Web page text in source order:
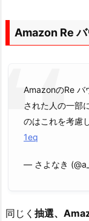
Amazon Re バ
AmazonのRe バ
された人の一部
のはこれを考慮
1eq
— さよなき
同じく 抽選、